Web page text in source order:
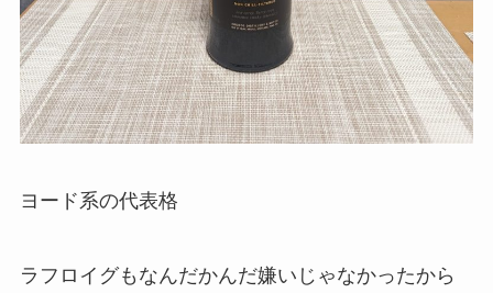
ヨード系の代表格
ラフロイグもなんだかんだ嫌いじゃなかったから